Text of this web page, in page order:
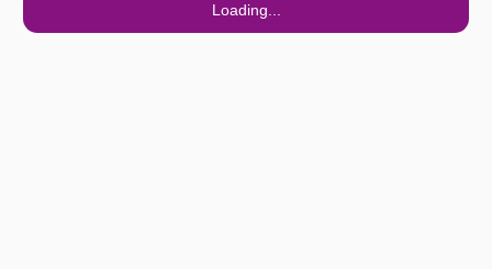
Loading...